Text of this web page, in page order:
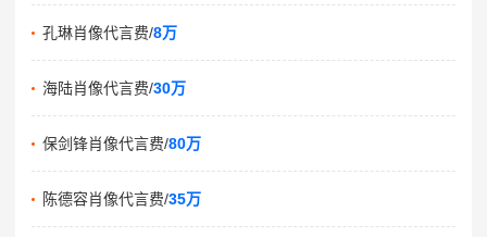
孔琳肖像代言费/8万
海陆肖像代言费/30万
保剑锋肖像代言费/80万
陈德容肖像代言费/35万